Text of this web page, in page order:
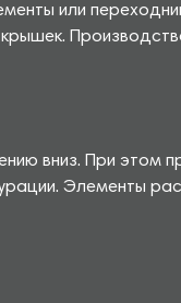
или
вниз. При этом
Элементы